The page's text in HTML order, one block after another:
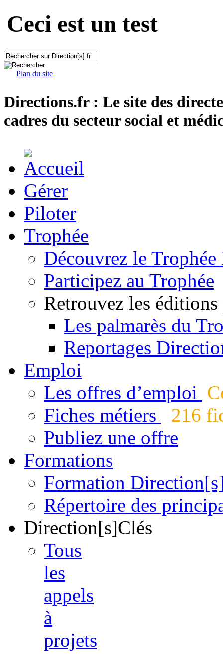
Ceci est un test
Plan du site
Directions.fr : Le site des
cadres du secteur social et
Gérer
Piloter
Trophée
Découvrez le
Participez au Trophée
Retrouvez les éditions
Les palmarès du
Reportages
Emploi
Les offres d’emploi
Fiches métiers
216
Publiez une offre
Formations
Formation
Répertoire des
Direction[s]Clés
Tous
les
appels
à
projets